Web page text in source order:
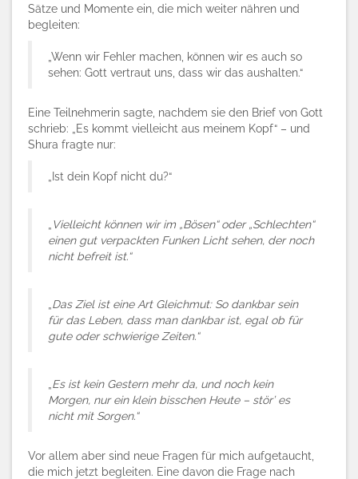
Sätze und Momente ein, die mich weiter nähren und
begleiten:
„Wenn wir Fehler machen, können wir es auch so
sehen: Gott vertraut uns, dass wir das aushalten.“
Eine Teilnehmerin sagte, nachdem sie den Brief von Gott
schrieb: „Es kommt vielleicht aus meinem Kopf“ – und
Shura fragte nur:
„Ist dein Kopf nicht du?“
Vielleicht können wir im „Bösen“ oder „Schlechten“
einen gut verpackten Funken Licht sehen, der noch
nicht befreit ist.“
Das Ziel ist eine Art Gleichmut: So dankbar sein
für das Leben, dass man dankbar ist, egal ob für
gute oder schwierige Zeiten.“
Es ist kein Gestern mehr da, und noch kein
Morgen, nur ein klein bisschen Heute – stör’ es
nicht mit Sorgen.“
Vor allem aber sind neue Fragen für mich aufgetaucht,
die mich jetzt begleiten. Eine davon die Frage nach